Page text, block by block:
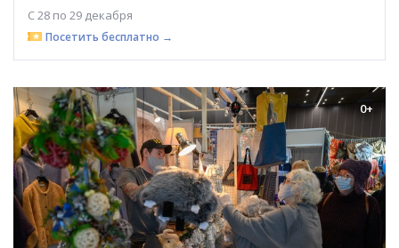
С 28 по 29 декабря
Посетить бесплатно →
0+